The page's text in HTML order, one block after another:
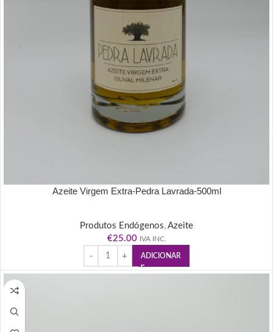
Azeite Virgem Extra-Pedra Lavrada-500ml
Produtos Endógenos, Azeite
€25.00 IVA INC.
ADICIONAR